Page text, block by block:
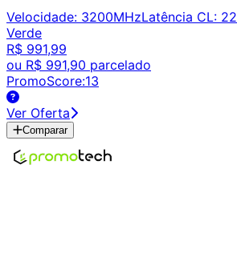
Velocidade: 3200MHzLatência CL: 22
Verde
R$ 991,99
ou R$ 991,90 parcelado
PromoScore:13
Ver Oferta
Comparar